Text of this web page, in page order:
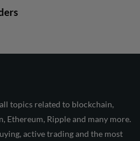
topics related to blockchain,
Ethereum, Ripple and many more.
active trading and the most